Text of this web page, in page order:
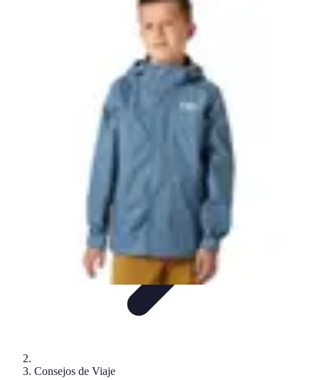
Cultura y ExperienciasDestinos de
Tecnología y Gadgets
Viajes y Aventuras
Consejos de Viaje